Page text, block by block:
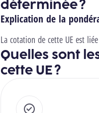
déterminée ?
Explication de la
La cotation de cette UE est
Quelles sont
cette UE ?